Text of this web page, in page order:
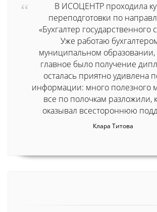
В ИСОЦЕНТР проходила
переподготовки по
«Бухгалтер государственного
Уже работаю
муниципальном образовании,
главное было получение
осталась приятно удивлена
информации: много полезного
все по полочкам разложили,
оказывал всестороннюю
Клара Титова